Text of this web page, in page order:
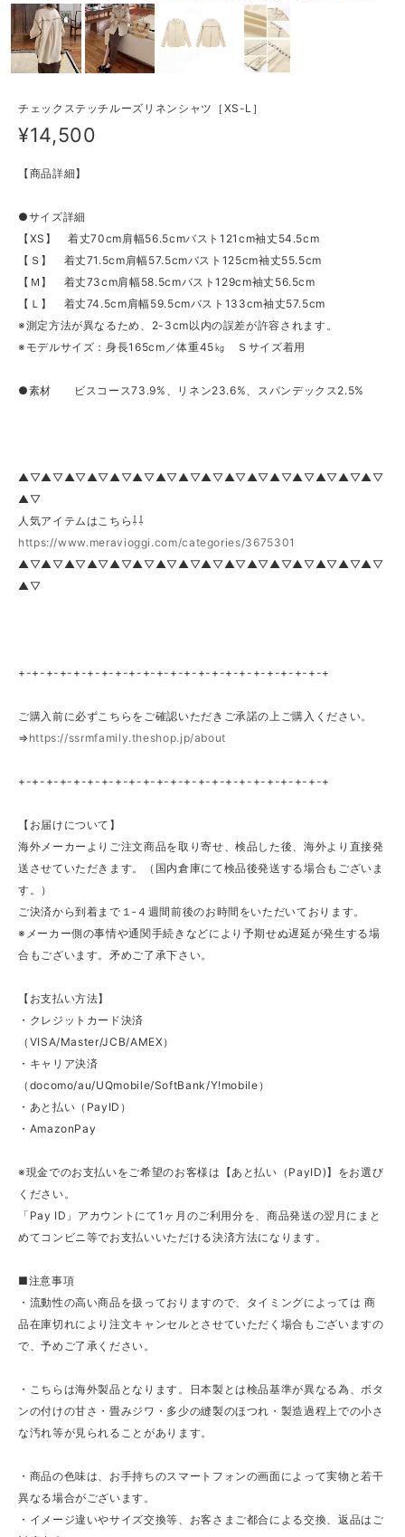
チェックステッチルーズリネンシャツ［XS-L］
¥14,500
【商品詳細】
●サイズ詳細
【XS】 着丈70cm肩幅56.5cmバスト121cm袖丈54.5cm
【Ｓ】 着丈71.5cm肩幅57.5cmバスト125cm袖丈55.5cm
【Ｍ】 着丈73cm肩幅58.5cmバスト129cm袖丈56.5cm
【Ｌ】 着丈74.5cm肩幅59.5cmバスト133cm袖丈57.5cm
※測定方法が異なるため、2-3cm以内の誤差が許容されます。
※モデルサイズ：身長165cm／体重45㎏ Ｓサイズ着用
●素材 ビスコース73.9%、リネン23.6%、スパンデックス2.5%
▲▽▲▽▲▽▲▽▲▽▲▽▲▽▲▽▲▽▲▽▲▽▲▽▲▽▲▽▲▽▲▽
▲▽
人気アイテムはこちら⇩⇩
https://www.meravioggi.com/categories/3675301
▲▽▲▽▲▽▲▽▲▽▲▽▲▽▲▽▲▽▲▽▲▽▲▽▲▽▲▽▲▽▲▽
▲▽
+-+-+-+-+-+-+-+-+-+-+-+-+-+-+-+-+-+-+-+-+-+-+
ご購入前に必ずこちらをご確認いただきご承諾の上ご購入ください。
⇒ https://ssrmfamily.theshop.jp/about
+-+-+-+-+-+-+-+-+-+-+-+-+-+-+-+-+-+-+-+-+-+-+
【お届けについて】
海外メーカーよりご注文商品を取り寄せ、検品した後、海外より直接発
送させていただきます。（国内倉庫にて検品後発送する場合もございま
す。）
ご決済から到着まで１‐４週間前後のお時間をいただいております。
※メーカー側の事情や通関手続きなどにより予期せぬ遅延が発生する場
合もございます。矛めご了承下さい。
【お支払い方法】
・クレジットカード決済
（VISA/Master/JCB/AMEX）
・キャリア決済
（docomo/au/UQmobile/SoftBank/Y!mobile）
・あと払い（PayID）
・AmazonPay
※現金でのお支払いをご希望のお客様は【あと払い（PayID)】をお選び
ください。
「Pay ID」アカウントにて1ヶ月のご利用分を、商品発送の翌月にまと
めてコンビニ等でお支払いいただける決済方法になります。
■注意事項
・流動性の高い商品を扱っておりますので、タイミングによっては 商
品在庫切れにより注文キャンセルとさせていただく場合もございますの
で、予めご了承ください。
・こちらは海外製品となります。日本製とは検品基準が異なる為、ボタ
ンの付けの甘さ・畳みジワ・多少の縫製のほつれ・製造過程上での小さ
な汚れ等が見られることがあります。
・商品の色味は、お手持ちのスマートフォンの画面によって実物と若干
異なる場合がございます。
・イメージ違いやサイズ交換等、お客さまご都合による交換、返品はご